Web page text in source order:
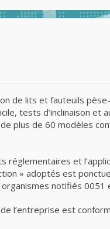
de lits et fauteuils
tests d’inclinaison et
plus de 60 modèles
réglementaires et
» adoptés est
notifiés 0051
l’entreprise est